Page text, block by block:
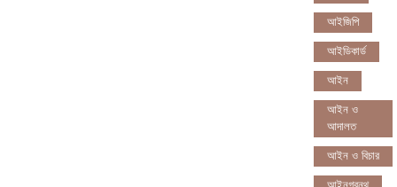
আইজিপি
আইডিকার্ড
আইন
আইন ও
আদালত
আইন ও বিচার